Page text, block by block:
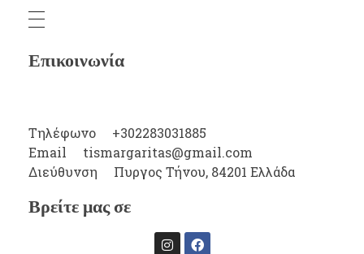
Επικοινωνία
Τηλέφωνο
+302283031885
Email
tismargaritas@gmail.com
Διεύθυνση
Πυργος Τήνου, 84201 Ελλάδα
Βρείτε μας σε